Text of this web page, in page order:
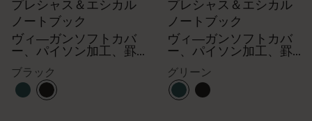
プレシャス＆エシカル
ノートブック
ヴィ―ガンソフトカバ
ー、パイソン加工、罫
線
ブラック
プレシャス＆エシカル
ノートブック
ヴィ―ガンソフトカバ
ー、パイソン加工、罫
線
グリーン